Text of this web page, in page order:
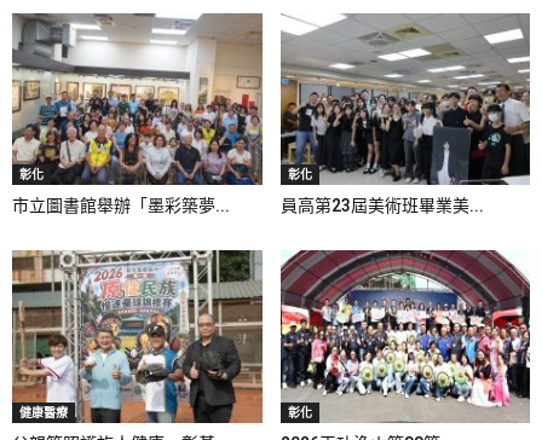
彰化
市立圖書館舉辦「墨彩築夢...
彰化
員高第23屆美術班畢業美...
健康醫療 彰化